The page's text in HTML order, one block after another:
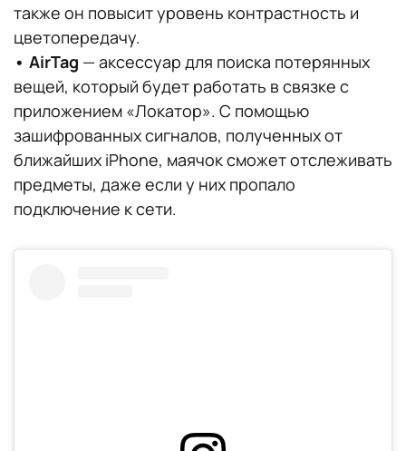
также он повысит уровень контрастность и
цветопередачу.
• AirTag — аксессуар для поиска потерянных
вещей, который будет работать в связке с
приложением «Локатор». С помощью
зашифрованных сигналов, полученных от
ближайших iPhone, маячок сможет отслеживать
предметы, даже если у них пропало
подключение к сети.